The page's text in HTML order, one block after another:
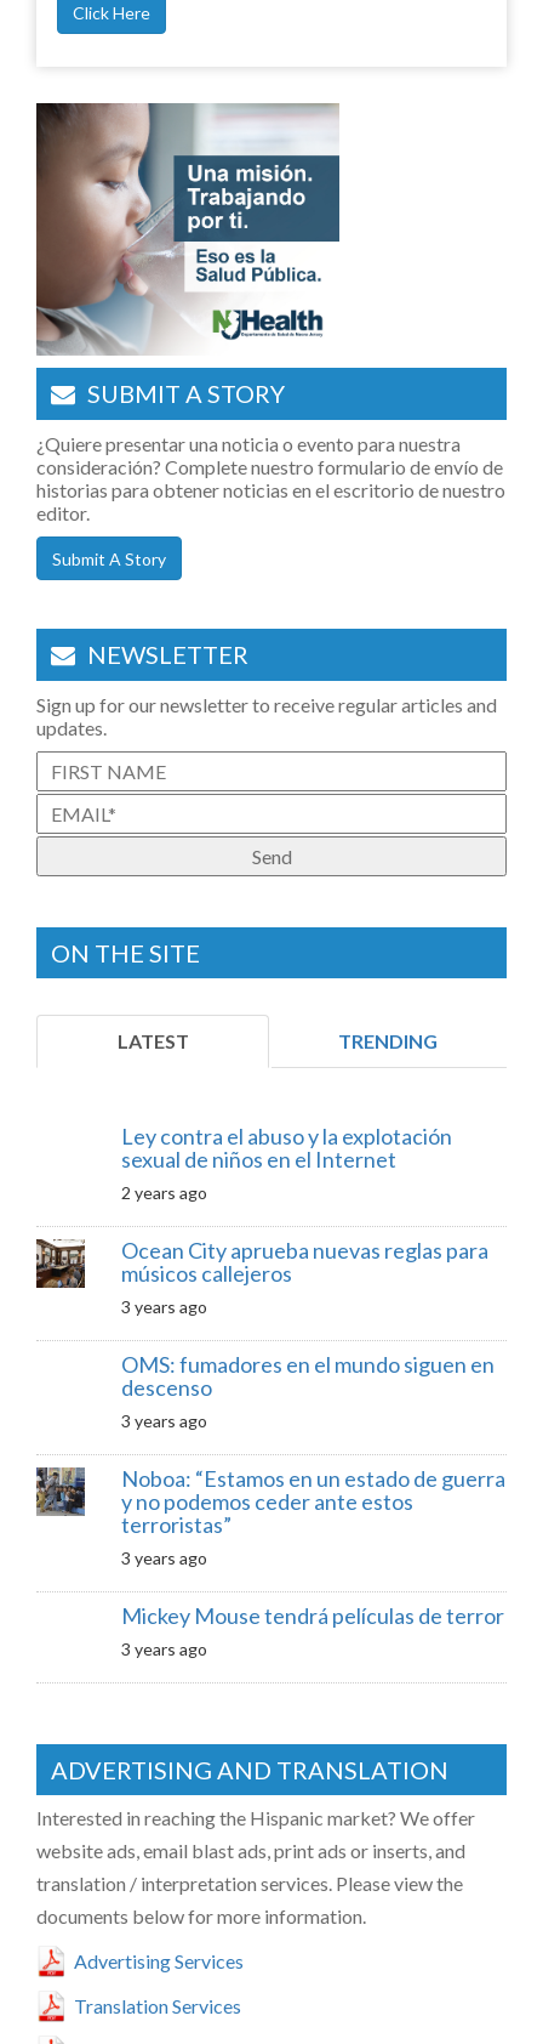
Click Here
SUBMIT A STORY
¿Quiere presentar una noticia o evento para nuestra
consideración? Complete nuestro formulario de envío de
historias para obtener noticias en el escritorio de nuestro
editor.
Submit A Story
NEWSLETTER
Sign up for our newsletter to receive regular articles and
updates.
ON THE SITE
LATEST TRENDING
Ley contra el abuso y la explotación
sexual de niños en el Internet
2 years ago
Ocean City aprueba nuevas reglas para
músicos callejeros
3 years ago
OMS: fumadores en el mundo siguen en
descenso
3 years ago
Noboa: “Estamos en un estado de guerra
y no podemos ceder ante estos
terroristas”
3 years ago
Mickey Mouse tendrá películas de terror
3 years ago
ADVERTISING AND TRANSLATION
Interested in reaching the Hispanic market? We offer
website ads, email blast ads, print ads or inserts, and
translation / interpretation services. Please view the
documents below for more information.
Advertising Services
Translation Services